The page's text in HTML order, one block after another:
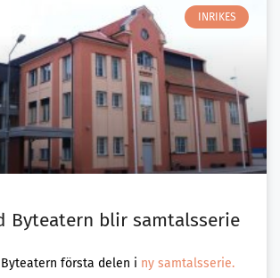
INRIKES
Byteatern blir samtalsserie
första delen i ny samtalsserie.